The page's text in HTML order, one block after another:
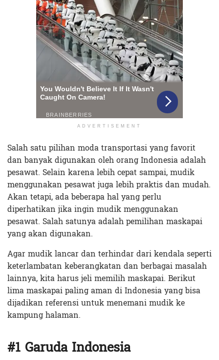
ADVERTISEMENT
Salah satu pilihan moda transportasi yang favorit
dan banyak digunakan oleh orang Indonesia adalah
pesawat. Selain karena lebih cepat sampai, mudik
menggunakan pesawat juga lebih praktis dan mudah.
Akan tetapi, ada beberapa hal yang perlu
diperhatikan jika ingin mudik menggunakan
pesawat. Salah satunya adalah pemilihan maskapai
yang akan digunakan.
Agar mudik lancar dan terhindar dari kendala seperti
keterlambatan keberangkatan dan berbagai masalah
lainnya, kita harus jeli memilih maskapai. Berikut
lima maskapai paling aman di Indonesia yang bisa
dijadikan referensi untuk menemani mudik ke
kampung halaman.
#1 Garuda Indonesia